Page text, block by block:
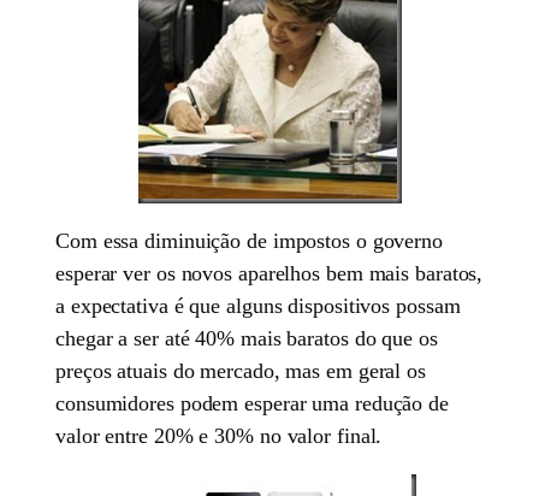
Com essa diminuição de impostos o governo
esperar ver os novos aparelhos bem mais baratos,
a expectativa é que alguns dispositivos possam
chegar a ser até 40% mais baratos do que os
preços atuais do mercado, mas em geral os
consumidores podem esperar uma redução de
valor entre 20% e 30% no valor final.